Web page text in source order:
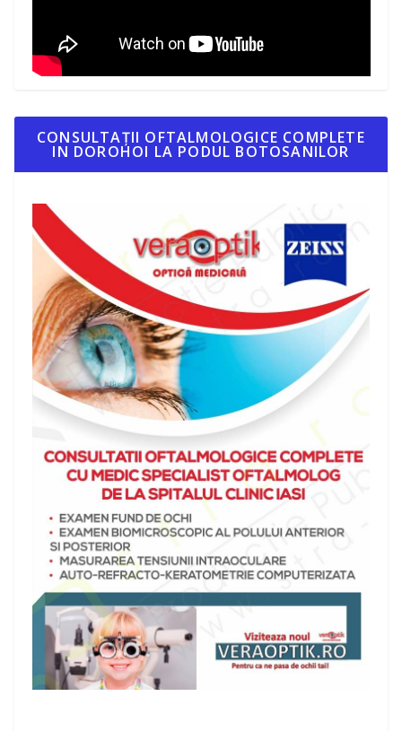
CONSULTAȚII OFTALMOLOGICE COMPLETE
IN DOROHOI LA PODUL BOTOSANILOR